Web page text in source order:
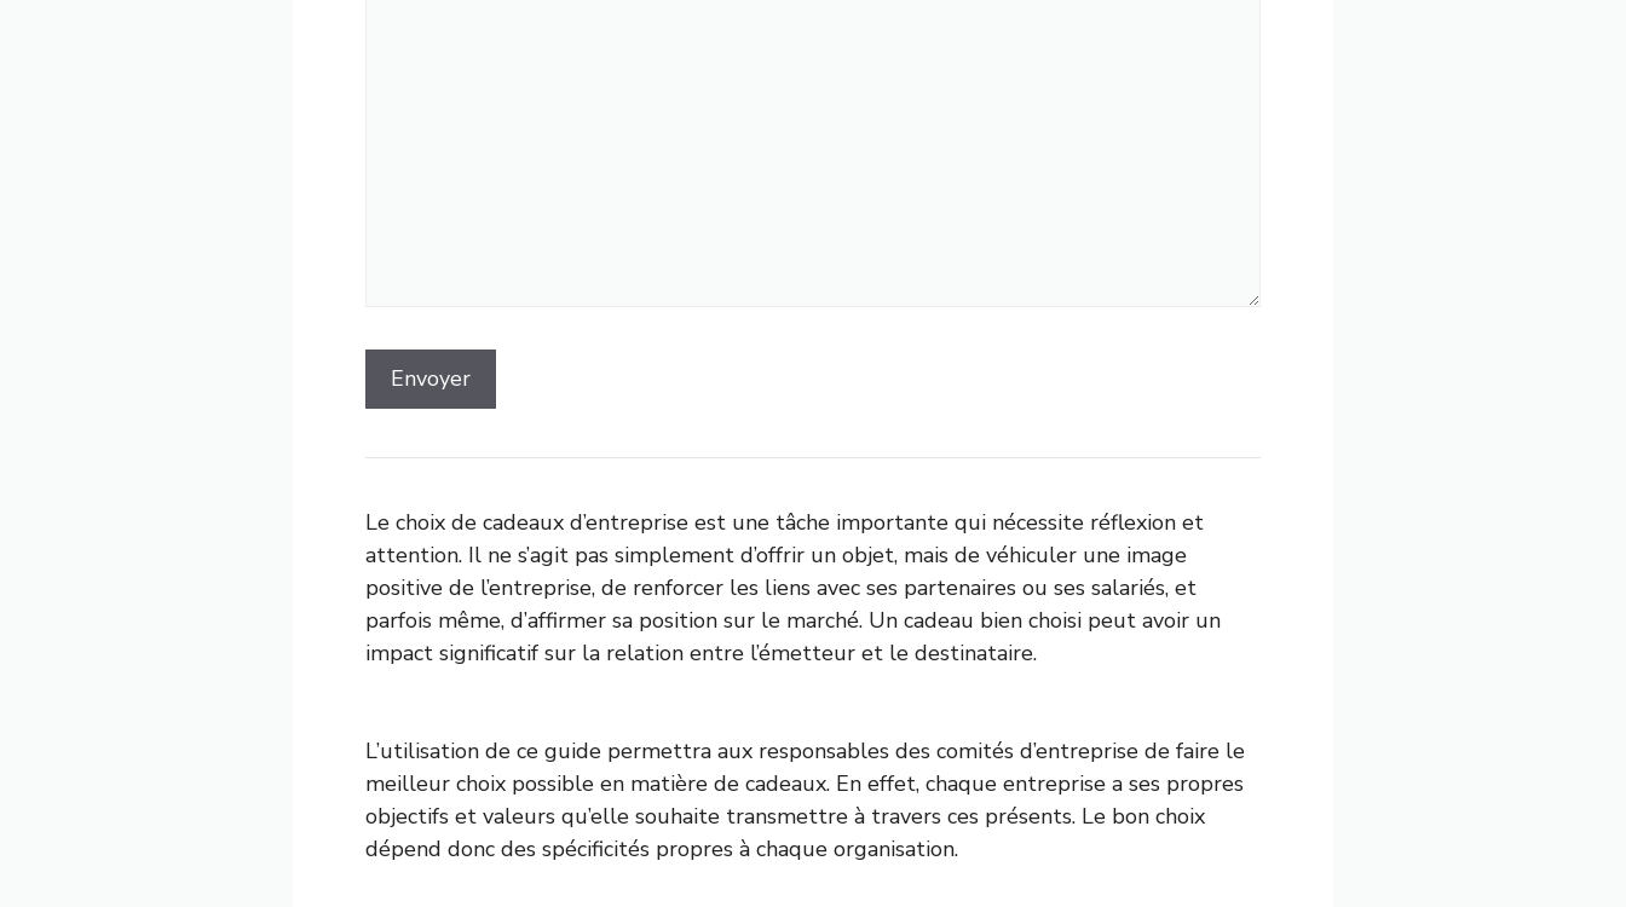
Le choix de cadeaux d’entreprise est une tâche importante qui nécessite réflexion et
attention. Il ne s’agit pas simplement d’offrir un objet, mais de véhiculer une image
positive de l’entreprise, de renforcer les liens avec ses partenaires ou ses salariés, et
parfois même, d’affirmer sa position sur le marché. Un cadeau bien choisi peut avoir un
impact significatif sur la relation entre l’émetteur et le destinataire.
L’utilisation de ce guide permettra aux responsables des comités d’entreprise de faire le
meilleur choix possible en matière de cadeaux. En effet, chaque entreprise a ses propres
objectifs et valeurs qu’elle souhaite transmettre à travers ces présents. Le bon choix
dépend donc des spécificités propres à chaque organisation.